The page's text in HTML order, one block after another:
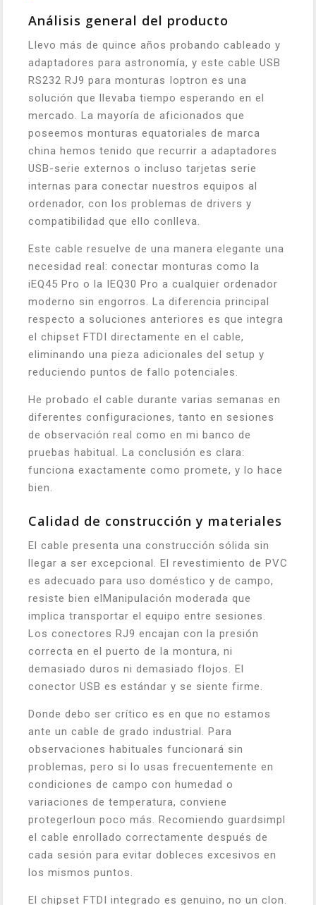
Análisis general del producto
Llevo más de quince años probando cableado y
adaptadores para astronomía, y este cable USB
RS232 RJ9 para monturas Ioptron es una
solución que llevaba tiempo esperando en el
mercado. La mayoría de aficionados que
poseemos monturas equatoriales de marca
china hemos tenido que recurrir a adaptadores
USB-serie externos o incluso tarjetas serie
internas para conectar nuestros equipos al
ordenador, con los problemas de drivers y
compatibilidad que ello conlleva.
Este cable resuelve de una manera elegante una
necesidad real: conectar monturas como la
iEQ45 Pro o la IEQ30 Pro a cualquier ordenador
moderno sin engorros. La diferencia principal
respecto a soluciones anteriores es que integra
el chipset FTDI directamente en el cable,
eliminando una pieza adicionales del setup y
reduciendo puntos de fallo potenciales.
He probado el cable durante varias semanas en
diferentes configuraciones, tanto en sesiones
de observación real como en mi banco de
pruebas habitual. La conclusión es clara:
funciona exactamente como promete, y lo hace
bien.
Calidad de construcción y materiales
El cable presenta una construcción sólida sin
llegar a ser excepcional. El revestimiento de PVC
es adecuado para uso doméstico y de campo,
resiste bien elManipulación moderada que
implica transportar el equipo entre sesiones.
Los conectores RJ9 encajan con la presión
correcta en el puerto de la montura, ni
demasiado duros ni demasiado flojos. El
conector USB es estándar y se siente firme.
Donde debo ser crítico es en que no estamos
ante un cable de grado industrial. Para
observaciones habituales funcionará sin
problemas, pero si lo usas frecuentemente en
condiciones de campo con humedad o
variaciones de temperatura, conviene
protegerloun poco más. Recomiendo guardsimpl
el cable enrollado correctamente después de
cada sesión para evitar dobleces excesivos en
los mismos puntos.
El chipset FTDI integrado es genuino, no un clon.